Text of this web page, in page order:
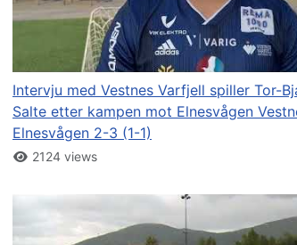
Intervju med Vestnes Varfjell spiller Tor-
Salte etter kampen mot Elnesvågen
Elnesvågen 2-3 (1-1)
2124 views